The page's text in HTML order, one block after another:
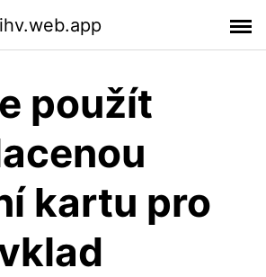
použít
kartu pro